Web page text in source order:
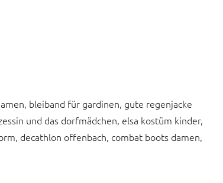
bleiband für gardinen, gute regenjacke
und das dorfmädchen, elsa kostüm kinder,
decathlon offenbach, combat boots damen,